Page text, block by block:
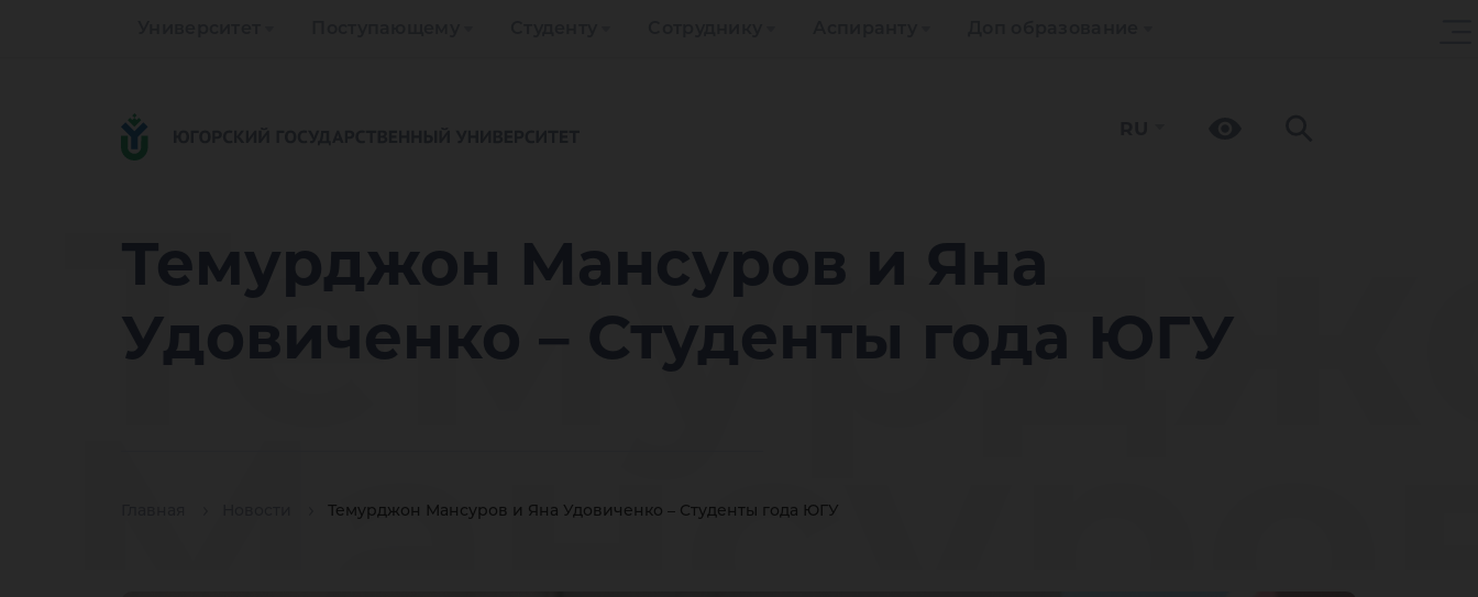
Темурджон Мансуров и Яна
Удовиченко – Студенты года ЮГУ
Темурджон Мансуров и Яна Удовиченко – Студенты года ЮГУ